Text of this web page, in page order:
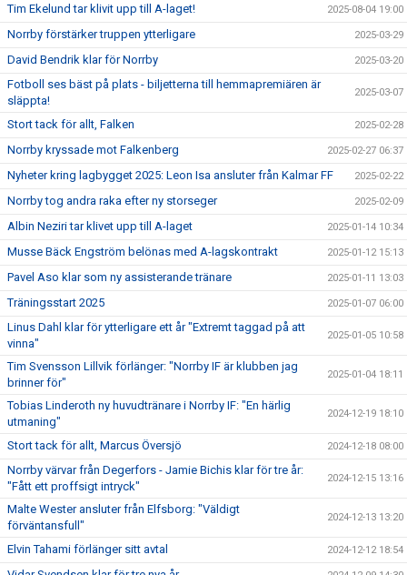
Tim Ekelund tar klivit upp till A-laget! 2025-08-04 19:00
Norrby förstärker truppen ytterligare 2025-03-29
David Bendrik klar för Norrby 2025-03-20
Fotboll ses bäst på plats - biljetterna till hemmapremiären är
släppta!
2025-03-07
Stort tack för allt, Falken 2025-02-28
Norrby kryssade mot Falkenberg 2025-02-27 06:37
Nyheter kring lagbygget 2025: Leon Isa ansluter från Kalmar FF 2025-02-22
Norrby tog andra raka efter ny storseger 2025-02-09
Albin Neziri tar klivet upp till A-laget 2025-01-14 10:34
Musse Bäck Engström belönas med A-lagskontrakt 2025-01-12 15:13
Pavel Aso klar som ny assisterande tränare 2025-01-11 13:03
Träningsstart 2025 2025-01-07 06:00
Linus Dahl klar för ytterligare ett år "Extremt taggad på att
vinna"
2025-01-05 10:58
Tim Svensson Lillvik förlänger: "Norrby IF är klubben jag
brinner för"
2025-01-04 18:11
Tobias Linderoth ny huvudtränare i Norrby IF: "En härlig
utmaning"
2024-12-19 18:10
Stort tack för allt, Marcus Översjö 2024-12-18 08:00
Norrby värvar från Degerfors - Jamie Bichis klar för tre år:
"Fått ett proffsigt intryck"
2024-12-15 13:16
Malte Wester ansluter från Elfsborg: "Väldigt
förväntansfull"
2024-12-13 13:20
Elvin Tahami förlänger sitt avtal 2024-12-12 18:54